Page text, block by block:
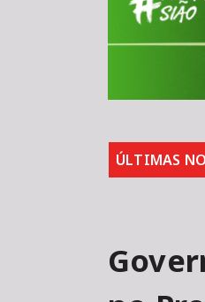
ÚLTIMAS
no segundo trimestre